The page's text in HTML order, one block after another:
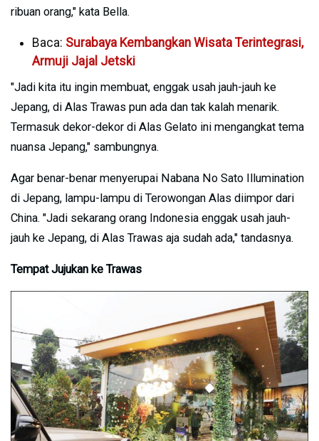
ribuan orang," kata Bella.
Baca: Surabaya Kembangkan Wisata Terintegrasi,
Armuji Jajal Jetski
"Jadi kita itu ingin membuat, enggak usah jauh-jauh ke
Jepang, di Alas Trawas pun ada dan tak kalah menarik.
Termasuk dekor-dekor di Alas Gelato ini mengangkat tema
nuansa Jepang," sambungnya.
Agar benar-benar menyerupai Nabana No Sato Illumination
di Jepang, lampu-lampu di Terowongan Alas diimpor dari
China. "Jadi sekarang orang Indonesia enggak usah jauh-
jauh ke Jepang, di Alas Trawas aja sudah ada," tandasnya.
Tempat Jujukan ke Trawas